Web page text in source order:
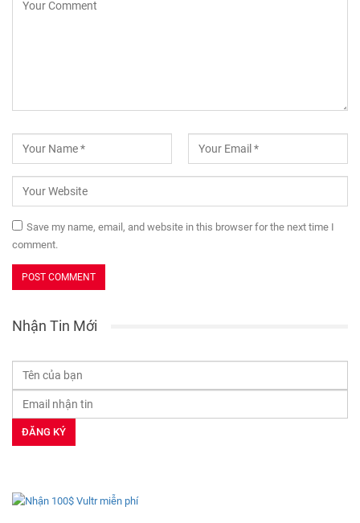
Save my name, email, and website in this browser for the next time I
comment.
Nhận Tin Mới